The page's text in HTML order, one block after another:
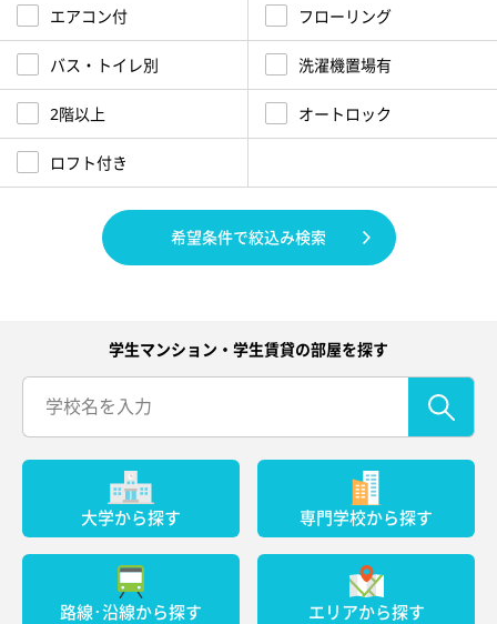
エアコン付 フローリング
バス・トイレ別 洗濯機置場有
2階以上 オートロック
ロフト付き
希望条件で絞込み検索
学生マンション・学生賃貸の部屋を探す
大学から探す 専門学校から探す
路線･沿線から探す エリアから探す